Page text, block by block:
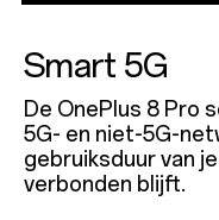
Smart 5G
De OnePlus 8 Pro
5G- en niet-5G-
gebruiksduur van
verbonden blijft.